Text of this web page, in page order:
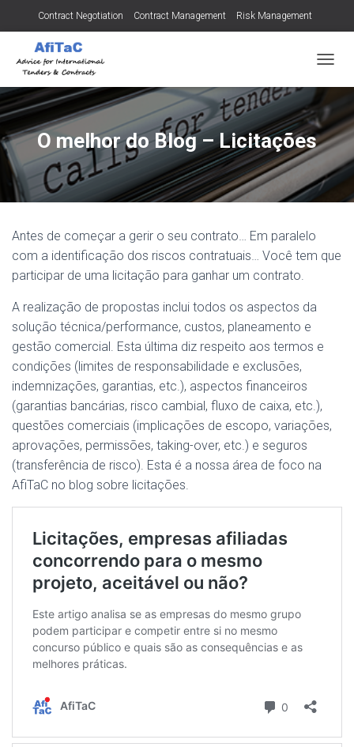
Contract Negotiation Contract Management Risk Management
Tendering for Contracts
L
E
R
N
R
E
O melhor do Blog – Licitações
Antes de começar a gerir o seu contrato… Em paralelo
com a identificação dos riscos contratuais… Você tem que
participar de uma licitação para ganhar um contrato.
A realização de propostas inclui todos os aspectos da
solução técnica/performance, custos, planeamento e
gestão comercial. Esta última diz respeito aos termos e
condições (limites de responsabilidade e exclusões,
indemnizações, garantias, etc.), aspectos financeiros
(garantias bancárias, risco cambial, fluxo de caixa, etc.),
questões comerciais (implicações de escopo, variações,
aprovações, permissões, taking-over, etc.) e seguros
(transferência de risco). Esta é a nossa área de foco na
AfiTaC no blog sobre licitações.